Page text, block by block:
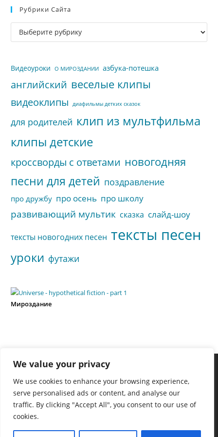
We value your privacy
We use cookies to enhance your browsing experience,
serve personalised ads or content, and analyse our
traffic. By clicking "Accept All", you consent to our use of
cookies.
Рубрики Сайта
Рубрики
сайта
Видеоуроки О МИРОЗДАНИИ азбука-потешка
английский веселые клипы
видеоклипы диафильмы детких сказок
для родителей клип из мультфильма
клипы детские
кроссворды с ответами новогодняя
песни для детей поздравление
про дружбу про осень про школу
развивающий мультик сказка слайд-шоу
тексты новогодних песен тексты песен
уроки футажи
Мироздание